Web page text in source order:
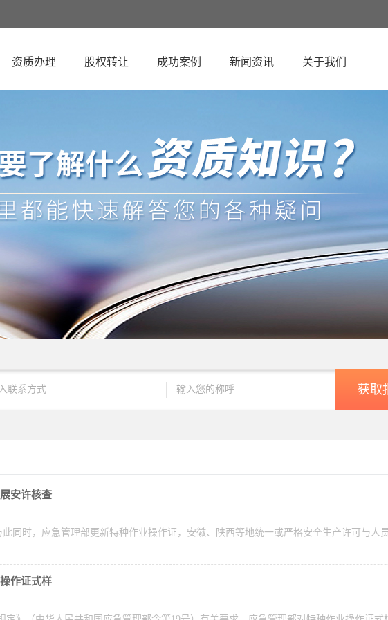
资质办理 股权转让 成功案例 新闻资讯 关于我们
安许核查
同时，应急管理部更新特种作业操作证，安徽、陕西等地统一或严格安全生产许可与人
作证式样